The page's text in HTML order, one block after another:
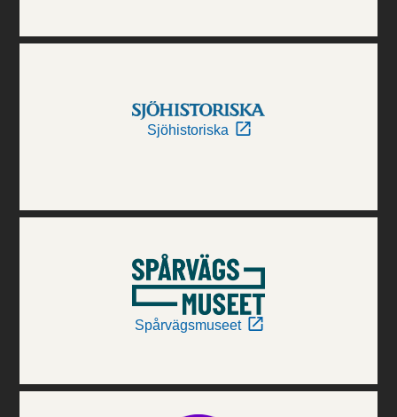
Sjöhistoriska
Spårvägsmuseet